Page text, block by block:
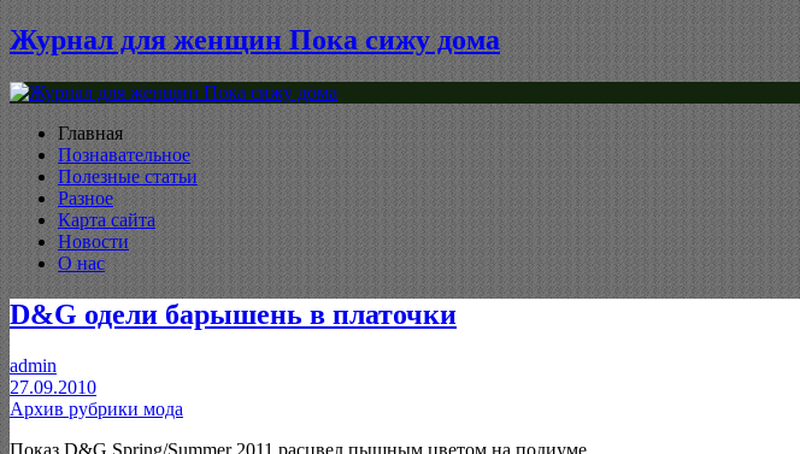
Журнал для женщин Пока сижу дома
Главная
Познавательное
Полезные статьи
Разное
Карта сайта
Новости
О нас
D&G одели барышень в платочки
admin
27.09.2010
Архив рубрики мода
Показ D&G Spring/Summer 2011 расцвел пышным цветом на подиуме.